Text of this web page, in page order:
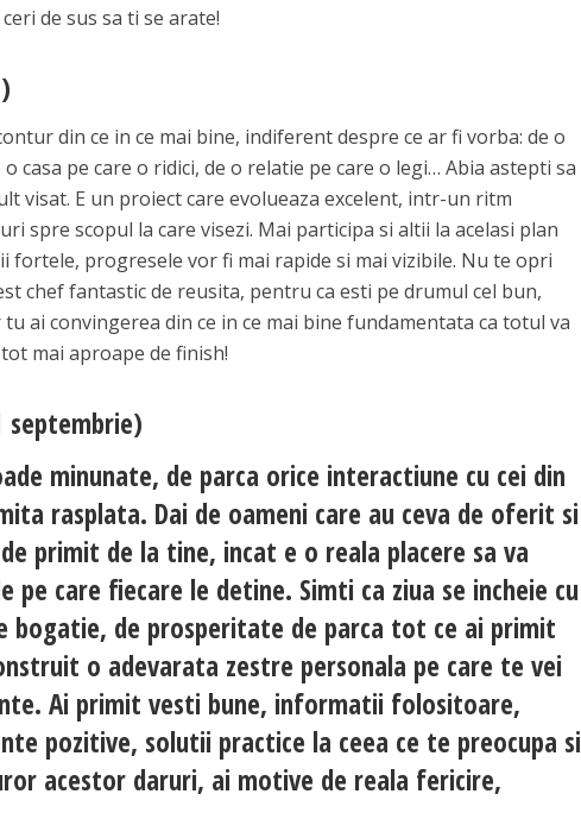
de sus sa ti se arate!
din ce in ce mai bine, indiferent despre ce ar fi vorba: de o
casa pe care o ridici, de o relatie pe care o legi… Abia astepti sa
visat. E un proiect care evolueaza excelent, intr-un ritm
spre scopul la care visezi. Mai participa si altii la acelasi plan
fortele, progresele vor fi mai rapide si mai vizibile. Nu te opri
chef fantastic de reusita, pentru ca esti pe drumul cel bun,
ai convingerea din ce in ce mai bine fundamentata ca totul va
mai aproape de finish!
septembrie)
minunate, de parca orice interactiune cu cei din
rasplata. Dai de oameni care au ceva de oferit si
primit de la tine, incat e o reala placere sa va
care fiecare le detine. Simti ca ziua se incheie cu
bogatie, de prosperitate de parca tot ce ai primit
o adevarata zestre personala pe care te vei
Ai primit vesti bune, informatii folositoare,
pozitive, solutii practice la ceea ce te preocupa si
acestor daruri, ai motive de reala fericire,